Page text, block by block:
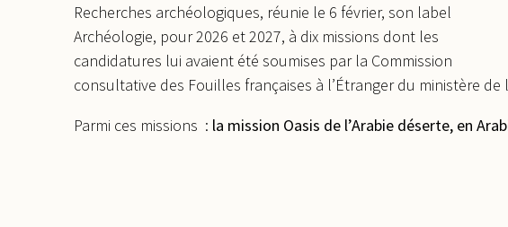
Recherches archéologiques, réunie le 6 février, son label
Archéologie, pour 2026 et 2027, à dix missions dont les
candidatures lui avaient été soumises par la Commission
consultative des Fouilles françaises à l’Étranger du ministère de
Parmi ces missions : la mission Oasis de l’Arabie déserte, en